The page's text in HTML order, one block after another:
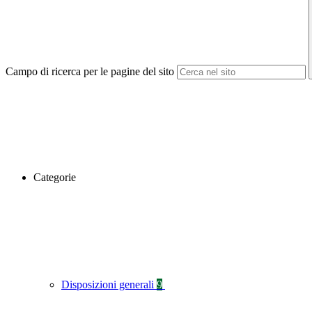
Campo di ricerca per le pagine del sito
Categorie
Disposizioni generali 9